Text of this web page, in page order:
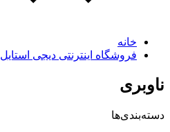
خانه
فروشگاه اینترنتی دیجی استایل
ناوبری
دسته‌بندی‌ها